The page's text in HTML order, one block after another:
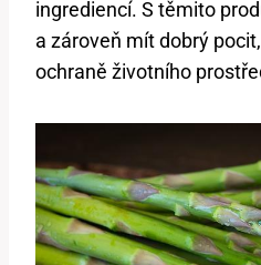
ingrediencí. S těmito
a zároveň mít dobrý
ochraně životního